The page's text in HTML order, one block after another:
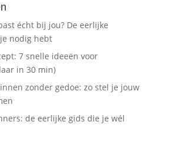
écht bij jou? De eerlijke
nodig hebt
7 snelle ideeën voor
in 30 min)
zonder gedoe: zo stel je jouw
de eerlijke gids die je wél